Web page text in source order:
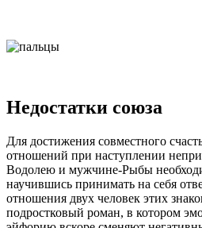
Недостатки союза
Для достижения совместного
отношений при наступлении
Водолею и мужчине-Рыбы
научившись принимать на себя
отношения двух человек этих
подростковый роман, в котором